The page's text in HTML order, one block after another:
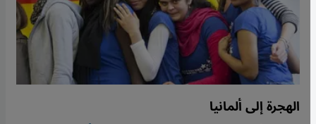
الهجرة إلى ألمانيا